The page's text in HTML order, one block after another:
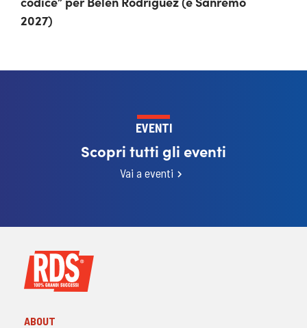
2027)
EVENTI
Scopri tutti gli eventi
Vai a eventi
ABOUT